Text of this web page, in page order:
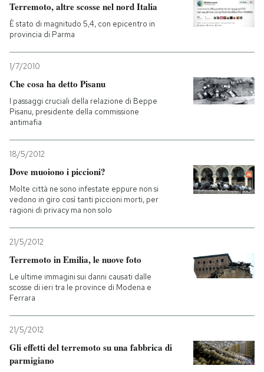
Terremoto, altre scosse nel nord Italia
È stato di magnitudo 5,4, con epicentro in
provincia di Parma
1/7/2010
Che cosa ha detto Pisanu
I passaggi cruciali della relazione di Beppe
Pisanu, presidente della commissione
antimafia
18/5/2012
Dove muoiono i piccioni?
Molte città ne sono infestate eppure non si
vedono in giro così tanti piccioni morti, per
ragioni di privacy ma non solo
21/5/2012
Terremoto in Emilia, le nuove foto
Le ultime immagini sui danni causati dalle
scosse di ieri tra le province di Modena e
Ferrara
21/5/2012
Gli effetti del terremoto su una fabbrica di
parmigiano